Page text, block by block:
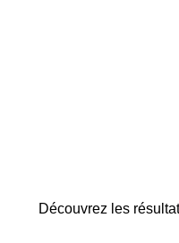
Découvrez les